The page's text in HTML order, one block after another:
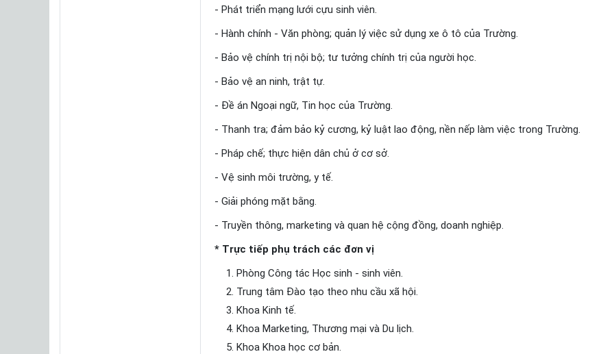
- Phát triển mạng lưới cựu sinh viên.
- Hành chính - Văn phòng; quản lý việc sử dụng xe ô tô của Trường.
- Bảo vệ chính trị nội bộ; tư tưởng chính trị của người học.
- Bảo vệ an ninh, trật tự.
- Đề án Ngoại ngữ, Tin học của Trường.
- Thanh tra; đảm bảo kỷ cương, kỷ luật lao động, nền nếp làm việc trong Trường.
- Pháp chế; thực hiện dân chủ ở cơ sở.
- Vệ sinh môi trường, y tế.
- Giải phóng mặt bằng.
- Truyền thông, marketing và quan hệ cộng đồng, doanh nghiệp.
* Trực tiếp phụ trách các đơn vị
Phòng Công tác Học sinh - sinh viên.
Trung tâm Đào tạo theo nhu cầu xã hội.
Khoa Kinh tế.
Khoa Marketing, Thương mại và Du lịch.
Khoa Khoa học cơ bản.